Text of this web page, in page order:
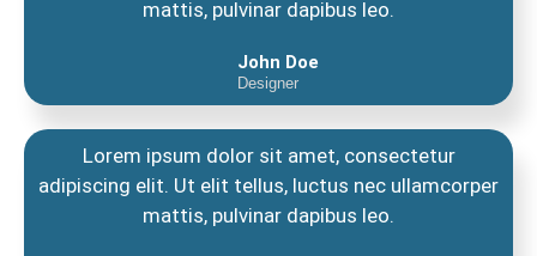
mattis, pulvinar dapibus leo.
John Doe
Designer
Lorem ipsum dolor sit amet, consectetur
adipiscing elit. Ut elit tellus, luctus nec ullamcorper
mattis, pulvinar dapibus leo.